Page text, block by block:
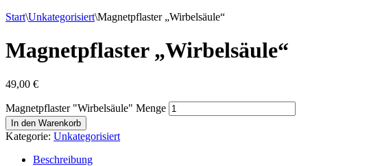
Start\Unkategorisiert\Magnetpflaster „Wirbelsäule“
Magnetpflaster „Wirbelsäule“
49,00 €
Magnetpflaster "Wirbelsäule" Menge
In den Warenkorb
Kategorie: Unkategorisiert
Beschreibung